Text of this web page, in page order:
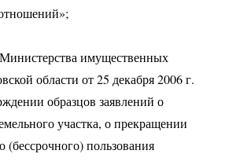
имущественных
области от 25 декабря 2006 г.
образцов заявлений о
участка, о прекращении
(бессрочного) пользования